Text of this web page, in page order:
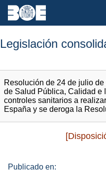
Legislación
Resolución de 24 de julio
de Salud Pública, Calidad e
controles sanitarios a
España y se deroga la
Publicado en: